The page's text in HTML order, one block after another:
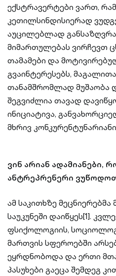
ექსტრავერტები ვართ,
კეთილსინდისიერად
აუცილებლად
მიმართულებას ვირჩევთ
თამამები და
გვაინტერესებს,
თანამშრომლად მუშაობა
შეგვიძლია თავად
ინიციატივა,
მხრივ
ვინ არიან ადამიანები,
ანტრეპრენერი
ამ საკითხზე
საუკუნეში დაიწყეს[1].
ფსიქოლოგიის,
მართვის სფეროებში
ეყრდნობოდა და ერთი
პასუხები გაეცა შემდეგ